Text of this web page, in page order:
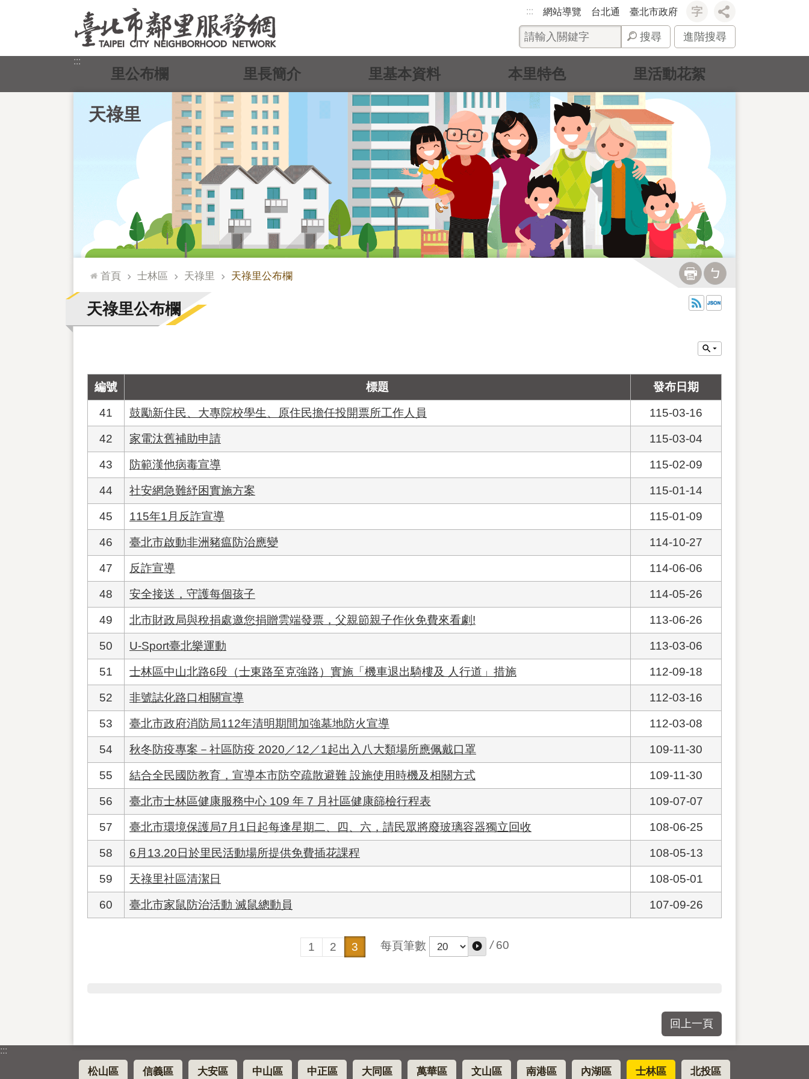
::: 網站導覽 台北通 臺北市政府
搜尋 進階搜尋
:::
天祿里
里公布欄 里長簡介 里基本資料 本里特色 里活動花絮
::: 首頁 士林區 天祿里 天祿里公布欄
天祿里公布欄
編號 標題 發布日期
41 鼓勵新住民、大專院校學生、原住民擔任投開票所工作人員 115-03-16
42 家電汰舊補助申請 115-03-04
43 防範漢他病毒宣導 115-02-09
44 社安網急難紓困實施方案 115-01-14
45 115年1月反詐宣導 115-01-09
46 臺北市啟動非洲豬瘟防治應變 114-10-27
47 反詐宣導 114-06-06
48 安全接送，守護每個孩子 114-05-26
49 北市財政局與稅捐處邀您捐贈雲端發票，父親節親子作伙免費來看劇! 113-06-26
50 U-Sport臺北樂運動 113-03-06
51 士林區中山北路6段（士東路至克強路）實施「機車退出騎樓及 人行道」措施 112-09-18
52 非號誌化路口相關宣導 112-03-16
53 臺北市政府消防局112年清明期間加強墓地防火宣導 112-03-08
54 秋冬防疫專案－社區防疫 2020／12／1起出入八大類場所應佩戴口罩 109-11-30
55 結合全民國防教育，宣導本市防空疏散避難 設施使用時機及相關方式 109-11-30
56 臺北市士林區健康服務中心 109 年 7 月社區健康篩檢行程表 109-07-07
57 臺北市環境保護局7月1日起每逢星期二、四、六，請民眾將廢玻璃容器獨立回收 108-06-25
58 6月13.20日於里民活動場所提供免費插花課程 108-05-13
59 天祿里社區清潔日 108-05-01
60 臺北市家鼠防治活動 滅鼠總動員 107-09-26
1 2 3 每頁筆數 / 60
回上一頁
:::
松山區 信義區 大安區 中山區 中正區 大同區 萬華區 文山區 南港區 內湖區 士林區 北投區